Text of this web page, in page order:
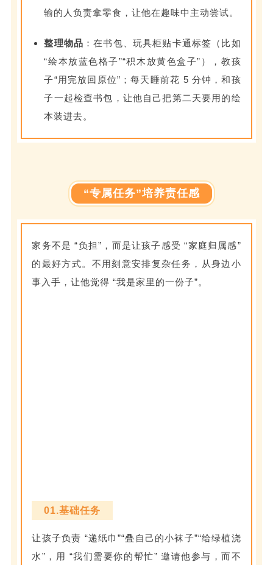
输的人负责拿零食，让他在趣味中主动尝试。
整理物品 ：在书包、玩具柜贴卡通标签（比如
“绘本放蓝色格子”“积木放黄色盒子”），教孩
子“用完放回原位”；每天睡前花 5 分钟，和孩
子一起检查书包，让他自己把第二天要用的绘
本装进去。
“专属任务”培养责任感
家务不是 “负担”，而是让孩子感受 “家庭归属感”
的最好方式。不用刻意安排复杂任务，从身边小
事入手，让他觉得 “我是家里的一份子”。
01.基础任务
让孩子负责 “递纸巾”“叠自己的小袜子”“给绿植浇
水”，用 “我们需要你的帮忙” 邀请他参与，而不